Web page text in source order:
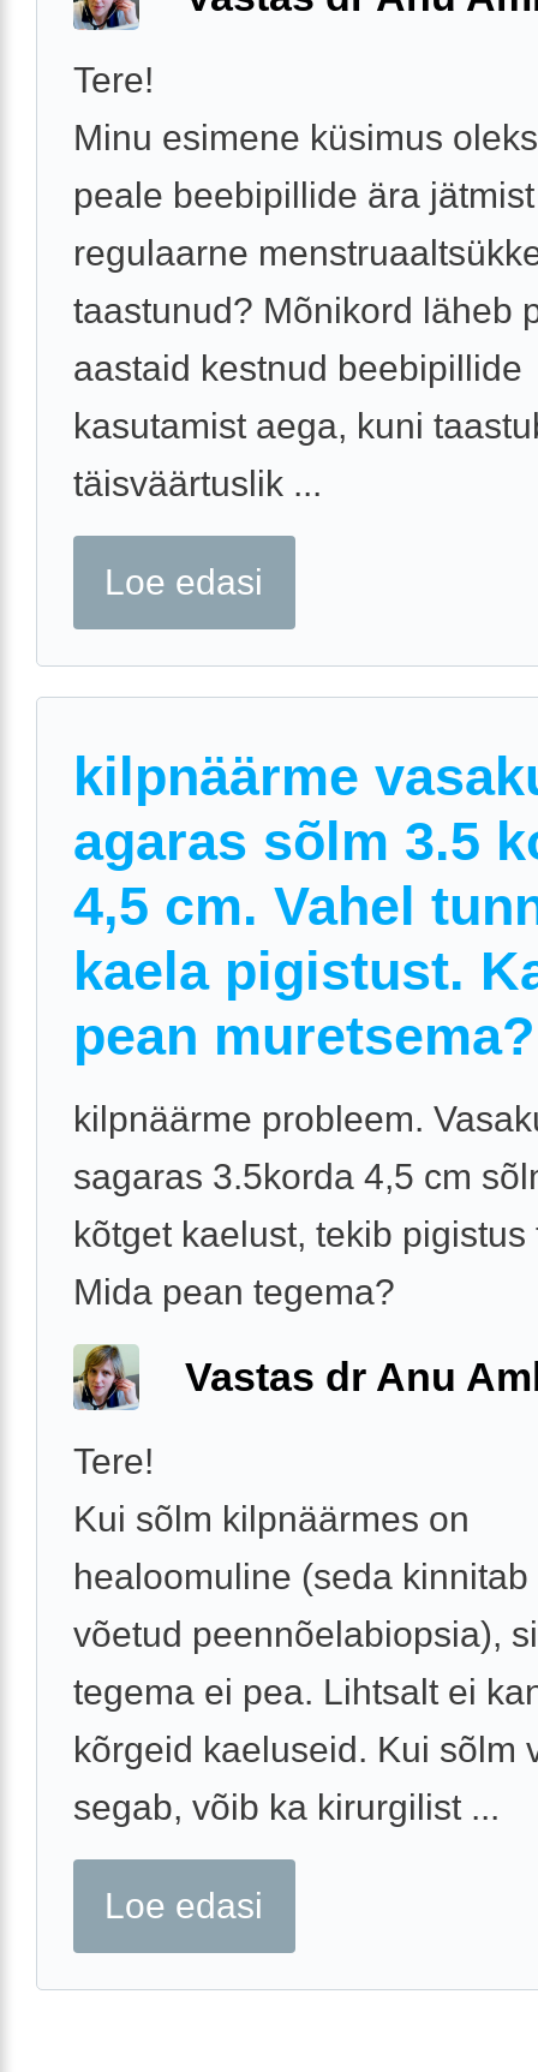
Tere!
Minu esimene küsimus
peale beebipillide ära
regulaarne
taastunud? Mõnikord läheb
aastaid kestnud beebipillide
kasutamist aega, kuni
täisväärtuslik ...
Loe edasi
kilpnäärme
agaras sõlm 3.5
4,5 cm. Vahel
kaela pigistust.
pean muretsema?
kilpnäärme probleem.
sagaras 3.5korda 4,5 cm
kõtget kaelust, tekib pigistus
Mida pean tegema?
Vastas dr Anu
Tere!
Kui sõlm kilpnäärmes on
healoomuline (seda
võetud peennõelabiopsia),
tegema ei pea. Lihtsalt ei
kõrgeid kaeluseid. Kui sõlm
segab, võib ka kirurgilist ...
Loe edasi